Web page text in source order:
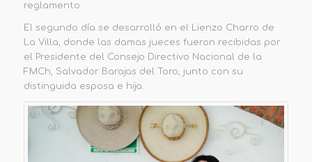
reglamento.
El segundo día se desarrolló en el Lienzo Charro de
La Villa, donde las damas jueces fueron recibidas por
el Presidente del Consejo Directivo Nacional de la
FMCh, Salvador Barajas del Toro, junto con su
distinguida esposa e hija.